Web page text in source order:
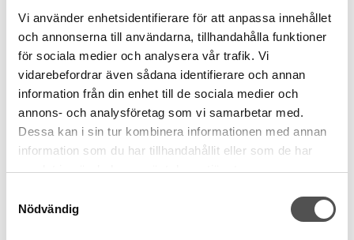
Vi använder enhetsidentifierare för att anpassa innehållet
och annonserna till användarna, tillhandahålla funktioner
för sociala medier och analysera vår trafik. Vi
vidarebefordrar även sådana identifierare och annan
information från din enhet till de sociala medier och
annons- och analysföretag som vi samarbetar med.
Dessa kan i sin tur kombinera informationen med annan
information som du har tillhandahållit eller som de har
samlat in när du har använt deras tjänster.
Nödvändig
Bästa CB-spolen